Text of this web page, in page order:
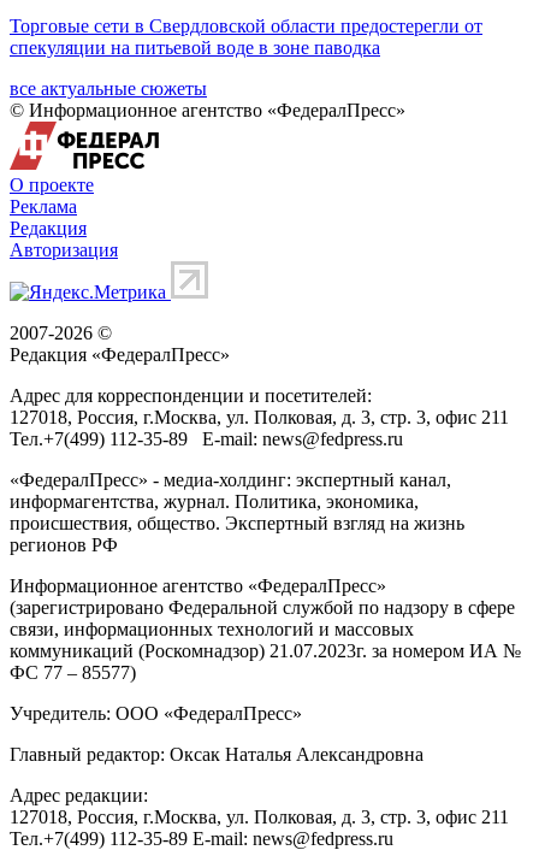
Торговые сети в Свердловской области предостерегли от
спекуляции на питьевой воде в зоне паводка
все актуальные сюжеты
© Информационное агентство «ФедералПресс»
О проекте
Реклама
Редакция
Авторизация
2007-2026 ©
Редакция «ФедералПресс»
Адрес для корреспонденции и посетителей:
127018, Россия, г.Москва, ул. Полковая, д. 3, стр. 3, офис 211
Тел.+7(499) 112-35-89 E-mail: news@fedpress.ru
«ФедералПресс» - медиа-холдинг: экспертный канал,
информагентства, журнал. Политика, экономика,
происшествия, общество. Экспертный взгляд на жизнь
регионов РФ
Информационное агентство «ФедералПресс»
(зарегистрировано Федеральной службой по надзору в сфере
связи, информационных технологий и массовых
коммуникаций (Роскомнадзор) 21.07.2023г. за номером ИА №
ФС 77 – 85577)
Учредитель: ООО «ФедералПресс»
Главный редактор: Оксак Наталья Александровна
Адрес редакции:
127018, Россия, г.Москва, ул. Полковая, д. 3, стр. 3, офис 211
Тел.+7(499) 112-35-89 E-mail: news@fedpress.ru